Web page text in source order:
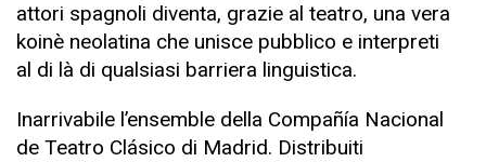
attori spagnoli diventa, grazie al teatro, una vera
koinè neolatina che unisce pubblico e interpreti
al di là di qualsiasi barriera linguistica.
Inarrivabile l’ensemble della Compañía Nacional
de Teatro Clásico di Madrid. Distribuiti